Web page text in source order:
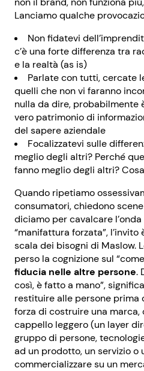
Lanciamo qualche
Non fidatevi
c’è una forte differenza tra
e la realtà (as is)
Parlate con tutti, cercate
quelli che non vi faranno
nulla da dire, probabilmente
vero patrimonio di
del sapere aziendale
Focalizzatevi sulle
meglio degli altri? Perché
fanno meglio degli altri?
Quando ripetiamo
consumatori, chiedono
diciamo per cavalcare
“manifattura forzata”,
scala dei bisogni di Maslow.
perso la cognizione sul
fiducia nelle altre persone.
così, è fatto a mano”,
restituire alle persone prima
forza di costruire una marca,
cappello leggero (un layer
gruppo di persone,
ad un prodotto, un servizio o
commercializzare su un